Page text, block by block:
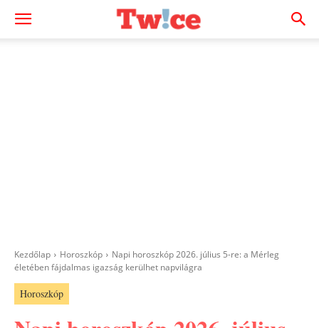
Kezdőlap Horoszkóp
Napi horoszkóp 2026. július 5-re: a Mérleg
életében fájdalmas igazság kerülhet napvilágra
Horoszkóp